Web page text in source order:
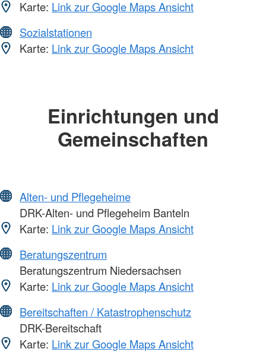
Karte: Link zur Google Maps Ansicht
Sozialstationen
Karte: Link zur Google Maps Ansicht
Einrichtungen und
Gemeinschaften
Alten- und Pflegeheime
DRK-Alten- und Pflegeheim Banteln
Karte: Link zur Google Maps Ansicht
Beratungszentrum
Beratungszentrum Niedersachsen
Karte: Link zur Google Maps Ansicht
Bereitschaften / Katastrophenschutz
DRK-Bereitschaft
Karte: Link zur Google Maps Ansicht